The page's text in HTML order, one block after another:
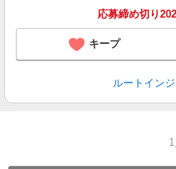
応募締め切り
キープ
ルートイン